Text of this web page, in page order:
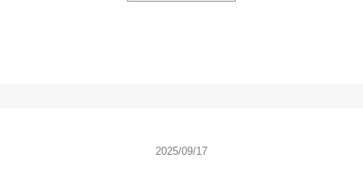
2025/09/17